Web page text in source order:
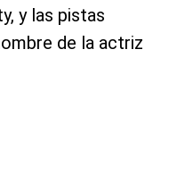
y las pistas
de la actriz